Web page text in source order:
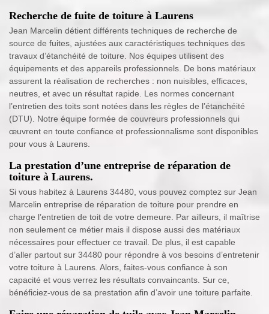
Recherche de fuite de toiture à Laurens
Jean Marcelin détient différents techniques de recherche de
source de fuites, ajustées aux caractéristiques techniques des
travaux d’étanchéité de toiture. Nos équipes utilisent des
équipements et des appareils professionnels. De bons matériaux
assurent la réalisation de recherches : non nuisibles, efficaces,
neutres, et avec un résultat rapide. Les normes concernant
l’entretien des toits sont notées dans les règles de l’étanchéité
(DTU). Notre équipe formée de couvreurs professionnels qui
œuvrent en toute confiance et professionnalisme sont disponibles
pour vous à Laurens.
La prestation d’une entreprise de réparation de
toiture à Laurens.
Si vous habitez à Laurens 34480, vous pouvez comptez sur Jean
Marcelin entreprise de réparation de toiture pour prendre en
charge l’entretien de toit de votre demeure. Par ailleurs, il maîtrise
non seulement ce métier mais il dispose aussi des matériaux
nécessaires pour effectuer ce travail. De plus, il est capable
d’aller partout sur 34480 pour répondre à vos besoins d’entretenir
votre toiture à Laurens. Alors, faites-vous confiance à son
capacité et vous verrez les résultats convaincants. Sur ce,
bénéficiez-vous de sa prestation afin d’avoir une toiture parfaite.